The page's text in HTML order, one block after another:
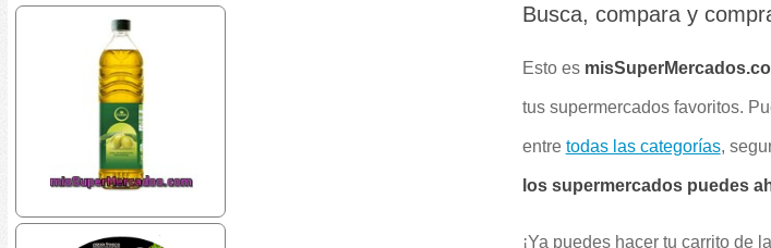
Busca, compara y
Esto es
tus supermercados favoritos.
entre todas las categorías,
los supermercados puedes
¡Ya puedes hacer tu carrito de